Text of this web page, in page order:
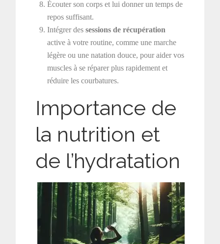
Écouter son corps et lui donner un temps de
repos suffisant.
Intégrer dessessions de récupération
active à votre routine, comme une marche
légère ou une natation douce, pour aider vos
muscles à se réparer plus rapidement et
réduire les courbatures.
Importance de
la nutrition et
de l’hydratation